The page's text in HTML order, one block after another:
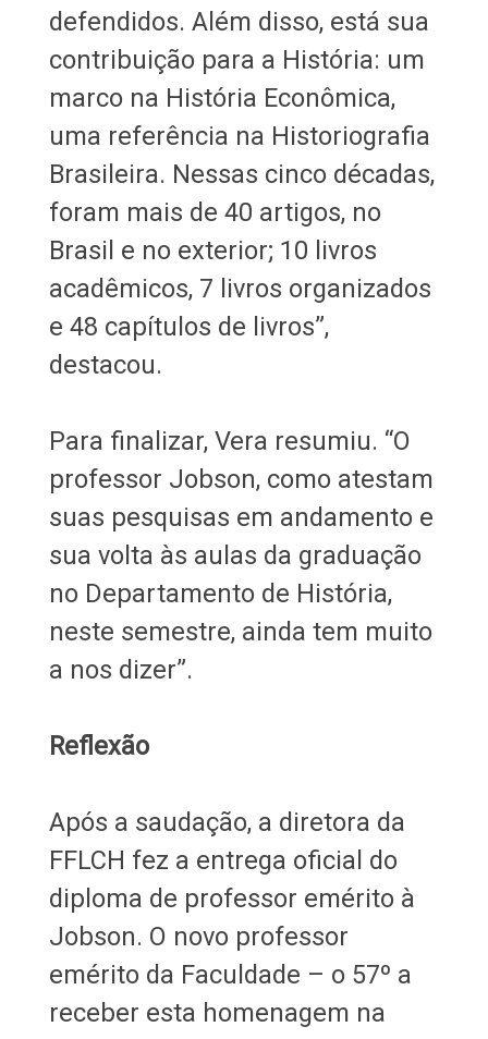
defendidos. Além disso, está sua
contribuição para a História: um
marco na História Econômica,
uma referência na Historiografia
Brasileira. Nessas cinco décadas,
foram mais de 40 artigos, no
Brasil e no exterior; 10 livros
acadêmicos, 7 livros organizados
e 48 capítulos de livros”,
destacou.
Para finalizar, Vera resumiu. “O
professor Jobson, como atestam
suas pesquisas em andamento e
sua volta às aulas da graduação
no Departamento de História,
neste semestre, ainda tem muito
a nos dizer”.
Reflexão
Após a saudação, a diretora da
FFLCH fez a entrega oficial do
diploma de professor emérito à
Jobson. O novo professor
emérito da Faculdade – o 57º a
receber esta homenagem na